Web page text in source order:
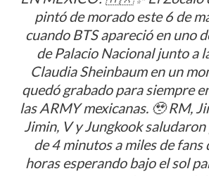
crees?
Los
errores
comunes
al
calcular
el
valor
razonable
empresarial
pintó de morado este 6 de
cuando BTS apareció en uno
de Palacio Nacional junto a
Claudia Sheinbaum en un
quedó grabado para siempre
las ARMY mexicanas. 🥹 RM,
Jimin, V y Jungkook
de 4 minutos a miles de fans
horas esperando bajo el sol